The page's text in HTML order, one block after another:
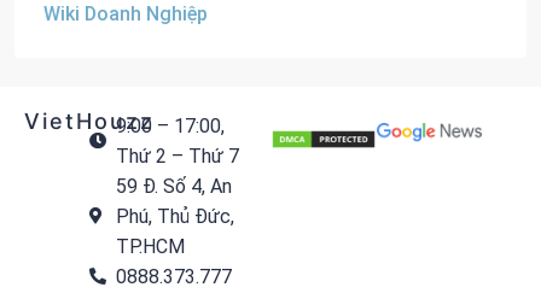
Wiki Doanh Nghiệp
VietHouzz9:00 – 17:00,
Thứ 2 – Thứ 7
59 Đ. Số 4, An
Phú, Thủ Đức,
TP.HCM
0888.373.777